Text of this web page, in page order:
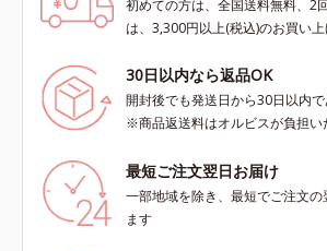
初めての方は、全国送料無料、2
は、3,300円以上(税込)のお買い
30日以内なら返品OK
開封後でも発送日から30日以内
※商品返送料はオルビスが負担い
最短ご注文翌日お届け
一部地域を除き、最短でご注文の
ます